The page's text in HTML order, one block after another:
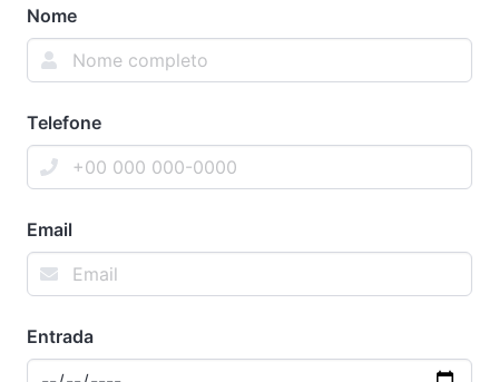
Nome
Telefone
Email
Entrada